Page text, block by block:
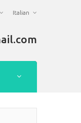
Italian